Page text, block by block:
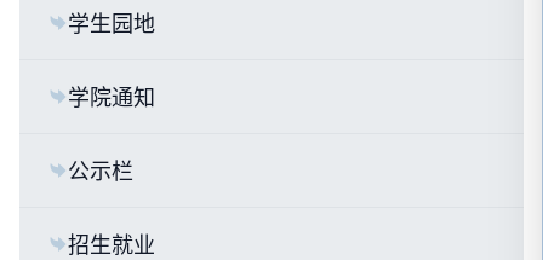
学生园地
学院通知
公示栏
招生就业